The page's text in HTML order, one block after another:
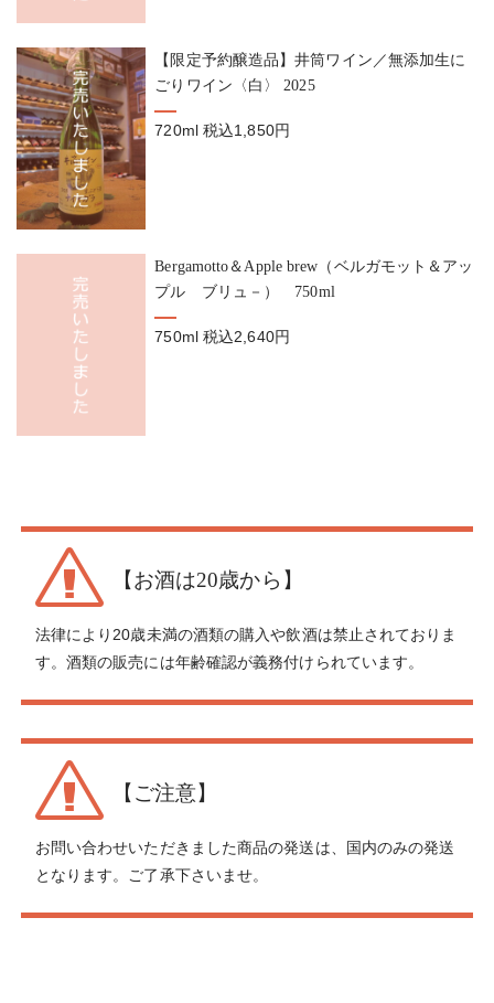
【限定予約醸造品】井筒ワイン／無添加生に
ごりワイン〈白〉 2025
720ml 税込1,850円
Bergamotto＆Apple brew（ベルガモット＆アッ
プル ブリュ－） 750ml
750ml 税込2,640円
【お酒は20歳から】
法律により20歳未満の酒類の購入や飲酒は禁止されておりま
す。酒類の販売には年齢確認が義務付けられています。
【ご注意】
お問い合わせいただきました商品の発送は、国内のみの発送
となります。ご了承下さいませ。